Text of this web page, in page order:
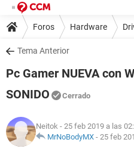
Foros Hardware
Tema Anterior
Pc Gamer NUEVA con
SONIDO
Cerrado
Neitok - 25 feb 2019 a las
MrNoBodyMX - 25 feb